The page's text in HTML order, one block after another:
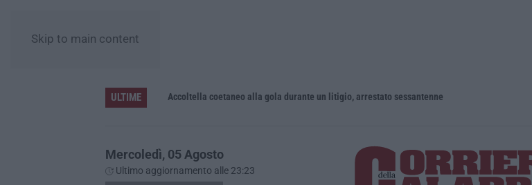
Skip to main content
ULTIME Accoltella coetaneo alla gola durante un litigio, arrestato sessantenne
Mercoledì, 05 Agosto
Ultimo aggiornamento alle 23:23